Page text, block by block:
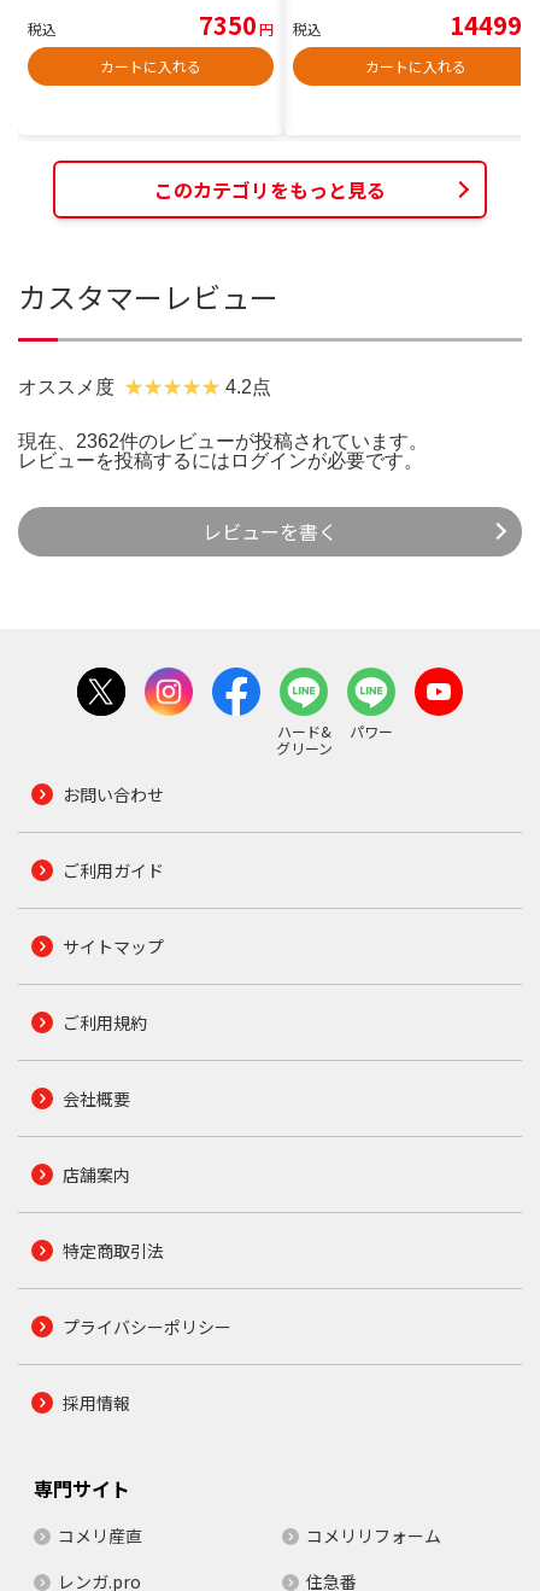
税込 7350円
カートに入れる
税込 14499
カートに入れる
このカテゴリをもっと見る
カスタマーレビュー
オススメ度 4.2点
現在、2362件のレビューが投稿されています。
レビューを投稿するには ログインが必要です。
レビューを書く
ハード&
グリーン
パワー
お問い合わせ
ご利用ガイド
サイトマップ
ご利用規約
会社概要
店舗案内
特定商取引法
プライバシーポリシー
採用情報
専門サイト
コメリ産直
コメリリフォーム
レンガ.pro
住急番